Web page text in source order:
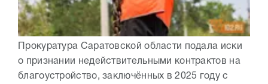
Прокуратура Саратовской области подала иски
о признании недействительными контрактов на
благоустройство, заключённых в 2025 году с